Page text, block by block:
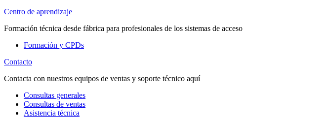
Centro de aprendizaje
Formación técnica desde fábrica para profesionales de los sistemas de acceso
Formación y CPDs
Contacto
Contacta con nuestros equipos de ventas y soporte técnico aquí
Consultas generales
Consultas de ventas
Asistencia técnica